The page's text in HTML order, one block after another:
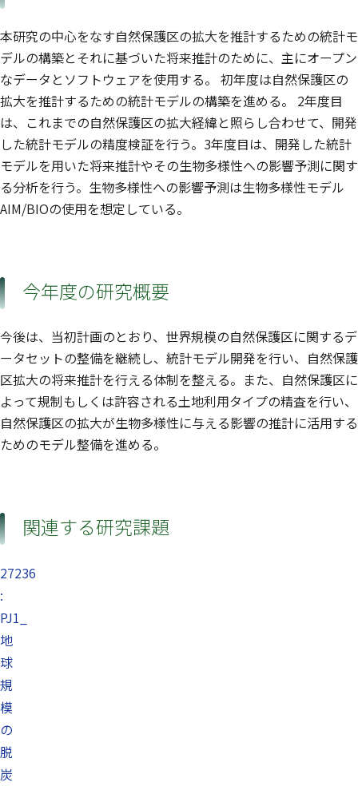
本研究の中心をなす自然保護区の拡大を推計するための統計モ
デルの構築とそれに基づいた将来推計のために、主にオープン
なデータとソフトウェアを使用する。 初年度は自然保護区の
拡大を推計するための統計モデルの構築を進める。 2年度目
は、これまでの自然保護区の拡大経緯と照らし合わせて、開発
した統計モデルの精度検証を行う。3年度目は、開発した統計
モデルを用いた将来推計やその生物多様性への影響予測に関す
る分析を行う。生物多様性への影響予測は生物多様性モデル
AIM/BIOの使用を想定している。
今年度の研究概要
今後は、当初計画のとおり、世界規模の自然保護区に関するデ
ータセットの整備を継続し、統計モデル開発を行い、自然保護
区拡大の将来推計を行える体制を整える。また、自然保護区に
よって規制もしくは許容される土地利用タイプの精査を行い、
自然保護区の拡大が生物多様性に与える影響の推計に活用する
ためのモデル整備を進める。
関連する研究課題
27236
:
PJ1_
地
球
規
模
の
脱
炭